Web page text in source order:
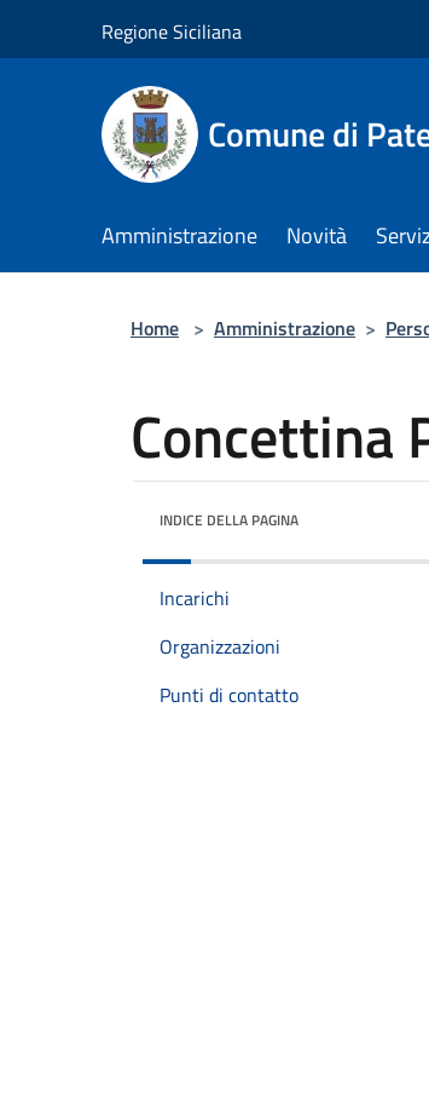
Regione Siciliana
Comune di
Amministrazione Novità
Home > Amministrazione >
Concettina
INDICE DELLA PAGINA
Incarichi
Organizzazioni
Punti di contatto